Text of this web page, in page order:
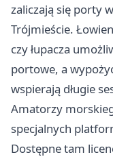
zaliczają się porty
Trójmieście.
czy łupacza
portowe, a
wspierają długie
Amatorzy
specjalnych
Dostępne tam